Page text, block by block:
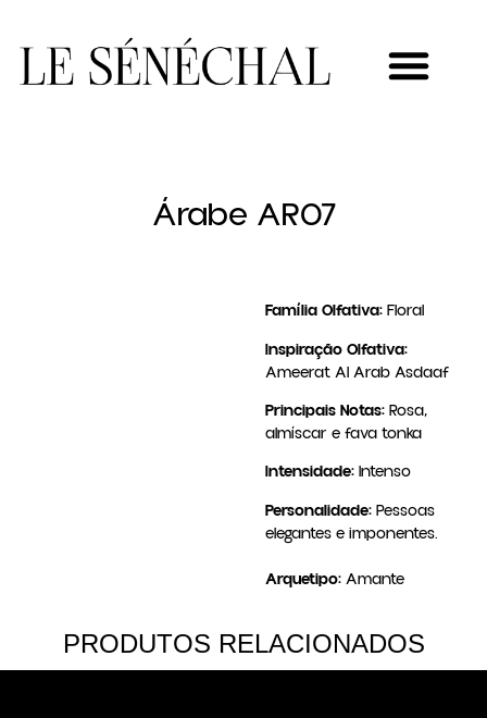
Árabe AR07
Família Olfativa: Floral
Inspiração Olfativa:
Ameerat Al Arab Asdaaf
Principais Notas: Rosa,
almíscar e fava tonka
Intensidade: Intenso
Personalidade: Pessoas
elegantes e imponentes.
Arquetipo: Amante
PRODUTOS RELACIONADOS